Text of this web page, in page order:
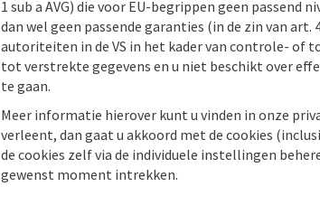
1 sub a AVG) die voor EU-begrippen geen passend
dan wel geen passende garanties (in de zin van art.
autoriteiten in de VS in het kader van controle- of
tot verstrekte gegevens en u niet beschikt over
te gaan.
Meer informatie hierover kunt u vinden in onze
verleent, dan gaat u akkoord met de cookies
de cookies zelf via de individuele instellingen
gewenst moment intrekken.